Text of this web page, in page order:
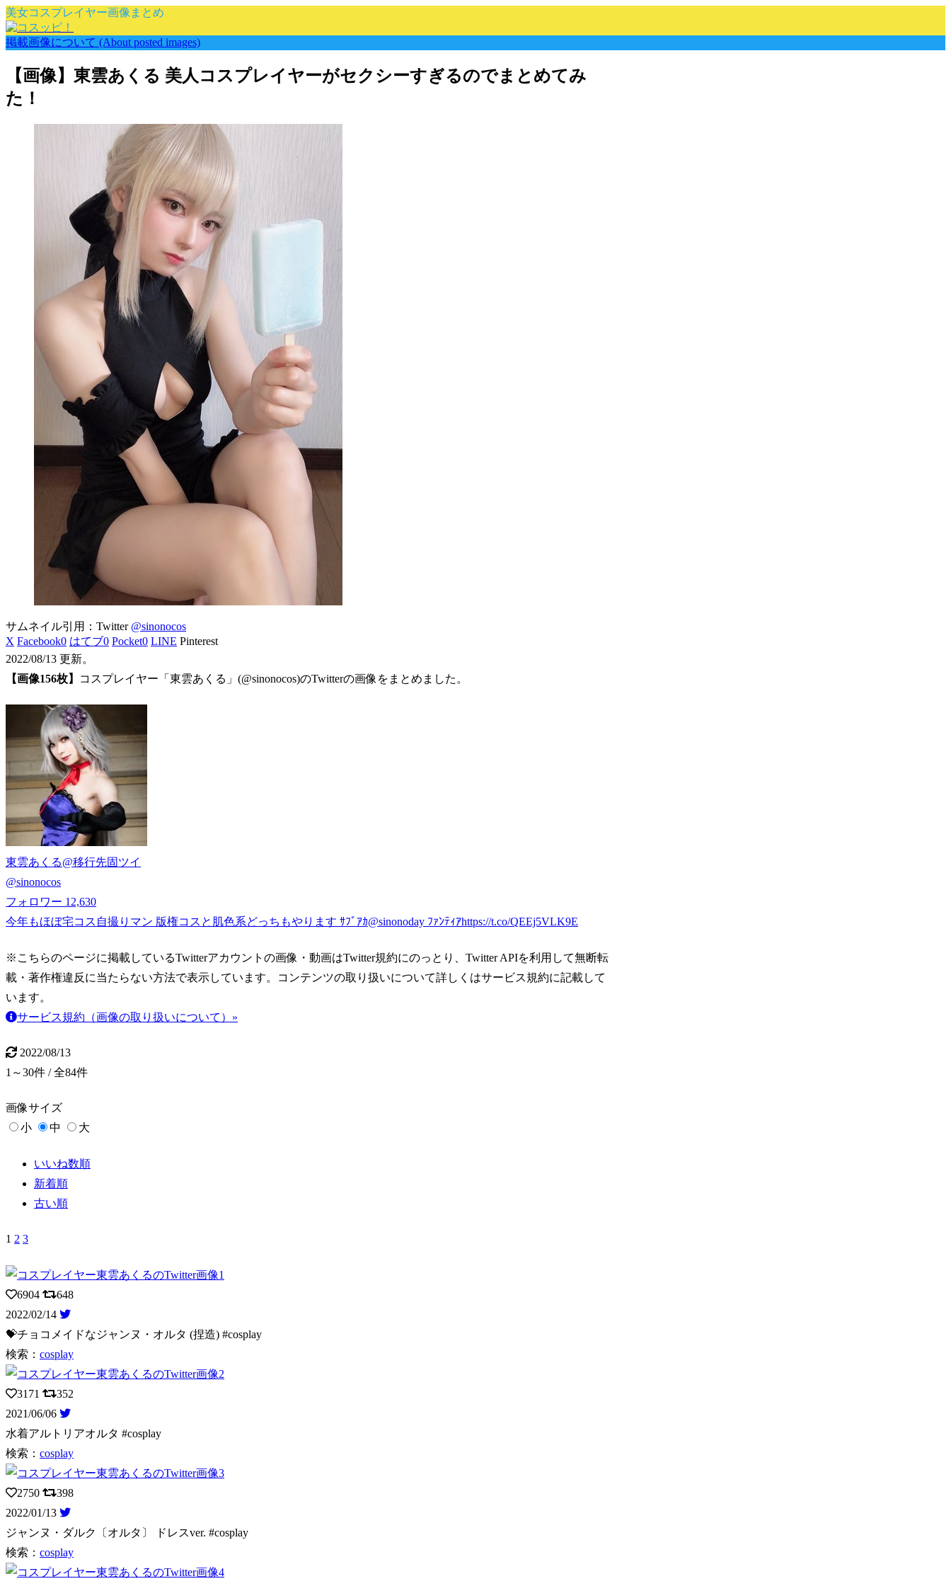
美女コスプレイヤー画像まとめ
掲載画像について (About posted images)
【画像】東雲あくる 美人コスプレイヤーがセクシーすぎるのでまとめてみ
た！
サムネイル引用：Twitter @sinonocos
X Facebook0 はてブ0 Pocket0 LINE Pinterest
2022/08/13 更新。
【画像156枚】
コスプレイヤー「東雲あくる」(@sinonocos)のTwitterの画像をまとめました。
東雲あくる@移行先固ツイ
@sinonocos
フォロワー 12,630
今年もほぼ宅コス自撮りマン 版権コスと肌色系どっちもやります ｻﾌﾞｱｶ@sinonoday ﾌｧﾝﾃｨｱhttps://t.co/QEEj5VLK9E
※こちらのページに掲載しているTwitterアカウントの画像・動画はTwitter規約にのっとり、Twitter APIを利用して無断転
載・著作権違反に当たらない方法で表示しています。コンテンツの取り扱いについて詳しくはサービス規約に記載して
います。
サービス規約（画像の取り扱いについて）»
2022/08/13
1～30件 / 全84件
画像サイズ
小
中 大
いいね数順
新着順
古い順
1 2 3
6904
648
2022/02/14
💝チョコメイドなジャンヌ・オルタ (捏造) #cosplay
検索： cosplay
3171
352
2021/06/06
水着アルトリアオルタ #cosplay
検索： cosplay
2750
398
2022/01/13
ジャンヌ・ダルク〔オルタ〕 ドレスver. #cosplay
検索： cosplay